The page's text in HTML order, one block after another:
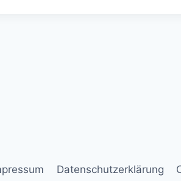
Datenschutzerklärung